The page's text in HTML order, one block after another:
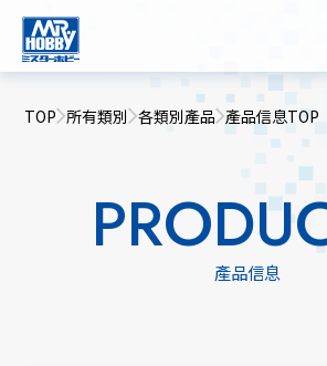
TOP 所有類別 各類別產品 產品信息TOP
產品信息